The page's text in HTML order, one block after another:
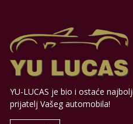
YU-LUCAS je bio i ostaće najbolji
prijatelj Vašeg automobila!